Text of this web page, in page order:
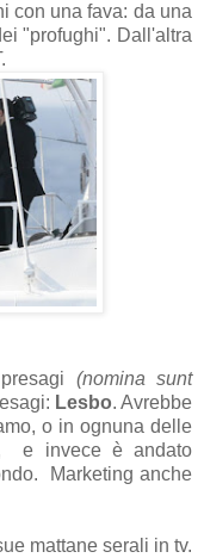
con una fava: da una
"profughi". Dall'altra
(nomina sunt
Lesbo. Avrebbe
o in ognuna delle
e invece è andato
Marketing anche
mattane serali in tv.